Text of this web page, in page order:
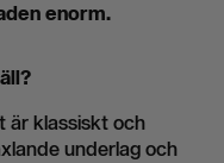
enorm.
är klassiskt och
underlag och